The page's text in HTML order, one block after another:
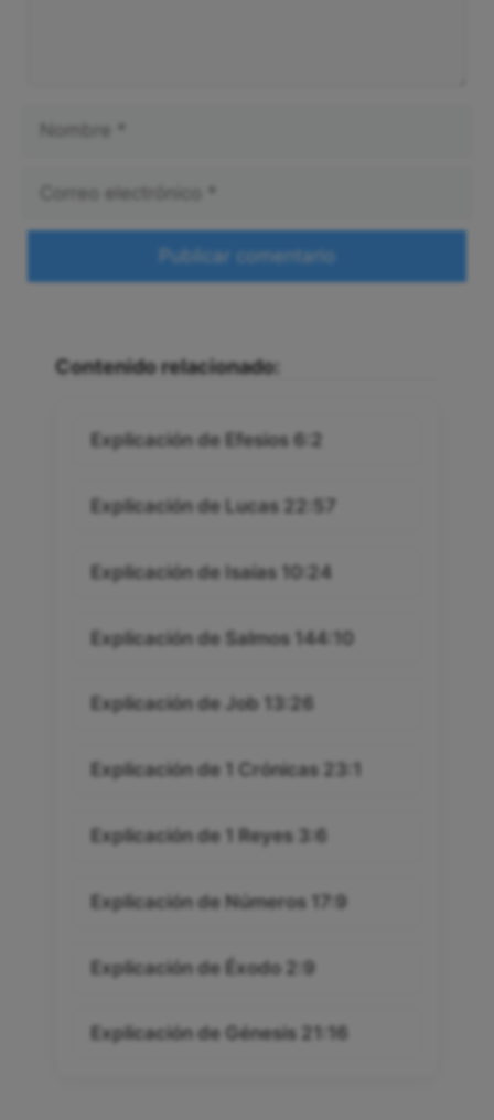
Contenido relacionado:
Explicación de Efesios 6:2
Explicación de Lucas 22:57
Explicación de Isaías 10:24
Explicación de Salmos 144:10
Explicación de Job 13:26
Explicación de 1 Crónicas 23:1
Explicación de 1 Reyes 3:6
Explicación de Números 17:9
Explicación de Éxodo 2:9
Explicación de Génesis 21:16